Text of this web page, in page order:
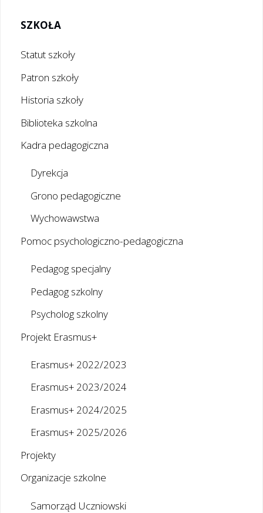
SZKOŁA
Statut szkoły
Patron szkoły
Historia szkoły
Biblioteka szkolna
Kadra pedagogiczna
Dyrekcja
Grono pedagogiczne
Wychowawstwa
Pomoc psychologiczno-pedagogiczna
Pedagog specjalny
Pedagog szkolny
Psycholog szkolny
Projekt Erasmus+
Erasmus+ 2022/2023
Erasmus+ 2023/2024
Erasmus+ 2024/2025
Erasmus+ 2025/2026
Projekty
Organizacje szkolne
Samorząd Uczniowski